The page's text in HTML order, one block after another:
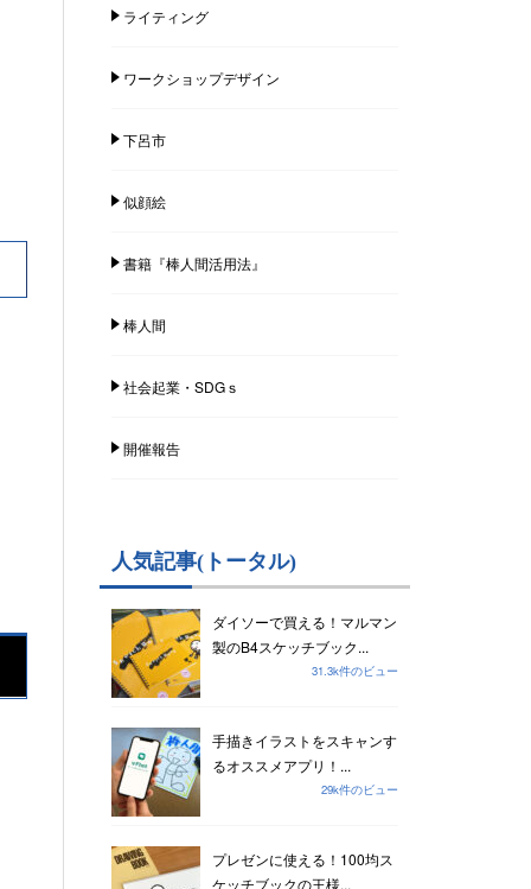
ライティング
ワークショップデザイン
下呂市
似顔絵
書籍『棒人間活用法』
棒人間
社会起業・SDGｓ
開催報告
人気記事(トータル)
ダイソーで買える！マルマン
製のB4スケッチブック...
31.3k件のビュー
手描きイラストをスキャンす
るオススメアプリ！...
29k件のビュー
プレゼンに使える！100均ス
ケッチブックの王様...